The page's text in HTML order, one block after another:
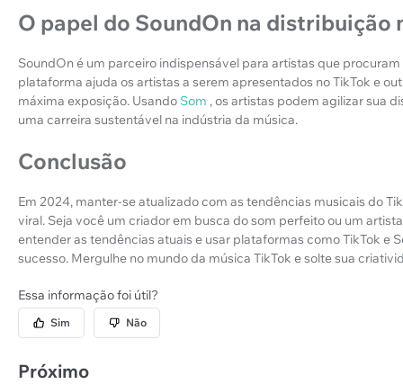
O papel do SoundOn na distribuição
SoundOn é um parceiro indispensável para artistas que
plataforma ajuda os artistas a serem apresentados no TikTok e
máxima exposição. Usando Som , os artistas podem agilizar sua
uma carreira sustentável na indústria da música.
Conclusão
Em 2024, manter-se atualizado com as tendências musicais do
viral. Seja você um criador em busca do som perfeito ou um
entender as tendências atuais e usar plataformas como TikTok e
sucesso. Mergulhe no mundo da música TikTok e solte sua
Essa informação foi útil?
Sim Não
Próximo